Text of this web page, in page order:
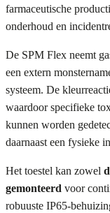
farmaceutische
onderhoud en
De SPM Flex neemt
een extern
systeem. De
waardoor specifieke
kunnen worden
daarnaast een fysieke
Het toestel kan zowel
gemonteerd voor
robuuste IP65-